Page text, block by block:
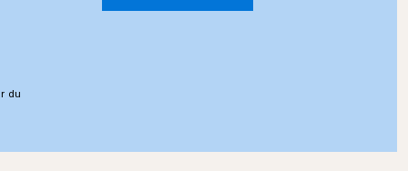
du